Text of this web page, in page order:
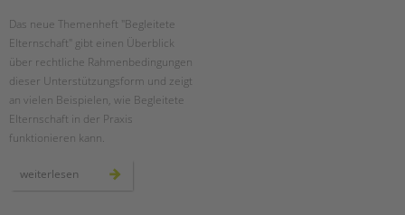
Das neue Themenheft "Begleitete
Elternschaft" gibt einen Überblick
über rechtliche Rahmenbedingungen
dieser Unterstützungsform und zeigt
an vielen Beispielen, wie Begleitete
Elternschaft in der Praxis
funktionieren kann.
weiterlesen themenheft:
begleitete